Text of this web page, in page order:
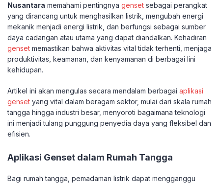
Nusantara memahami pentingnya genset sebagai perangkat
yang dirancang untuk menghasilkan listrik, mengubah energi
mekanik menjadi energi listrik, dan berfungsi sebagai sumber
daya cadangan atau utama yang dapat diandalkan. Kehadiran
genset memastikan bahwa aktivitas vital tidak terhenti, menjaga
produktivitas, keamanan, dan kenyamanan di berbagai lini
kehidupan.
Artikel ini akan mengulas secara mendalam berbagai aplikasi
genset yang vital dalam beragam sektor, mulai dari skala rumah
tangga hingga industri besar, menyoroti bagaimana teknologi
ini menjadi tulang punggung penyedia daya yang fleksibel dan
efisien.
Aplikasi Genset dalam Rumah Tangga
Bagi rumah tangga, pemadaman listrik dapat mengganggu